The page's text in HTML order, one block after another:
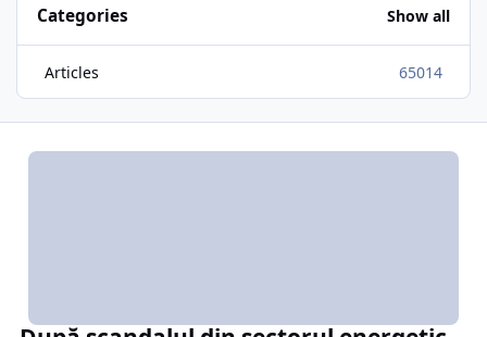
Categories Show all
Articles 65014